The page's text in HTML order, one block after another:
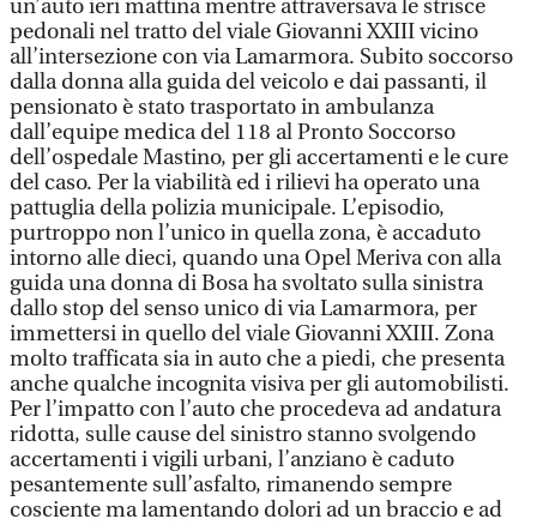
un’auto ieri mattina mentre attraversava le strisce
pedonali nel tratto del viale Giovanni XXIII vicino
all’intersezione con via Lamarmora. Subito soccorso
dalla donna alla guida del veicolo e dai passanti, il
pensionato è stato trasportato in ambulanza
dall’equipe medica del 118 al Pronto Soccorso
dell’ospedale Mastino, per gli accertamenti e le cure
del caso. Per la viabilità ed i rilievi ha operato una
pattuglia della polizia municipale. L’episodio,
purtroppo non l’unico in quella zona, è accaduto
intorno alle dieci, quando una Opel Meriva con alla
guida una donna di Bosa ha svoltato sulla sinistra
dallo stop del senso unico di via Lamarmora, per
immettersi in quello del viale Giovanni XXIII. Zona
molto trafficata sia in auto che a piedi, che presenta
anche qualche incognita visiva per gli automobilisti.
Per l’impatto con l’auto che procedeva ad andatura
ridotta, sulle cause del sinistro stanno svolgendo
accertamenti i vigili urbani, l’anziano è caduto
pesantemente sull’asfalto, rimanendo sempre
cosciente ma lamentando dolori ad un braccio e ad